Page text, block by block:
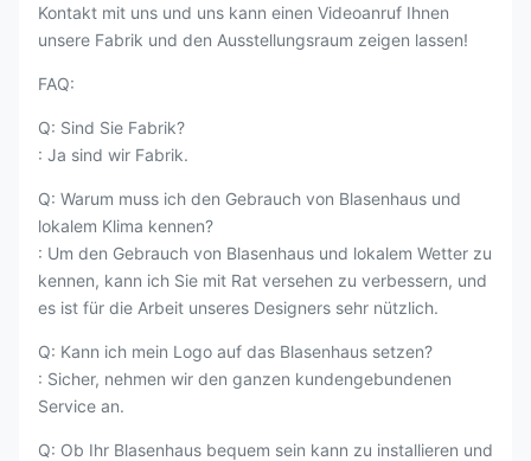
Kontakt mit uns und uns kann einen Videoanruf Ihnen
unsere Fabrik und den Ausstellungsraum zeigen lassen!
FAQ:
Q: Sind Sie Fabrik?
: Ja sind wir Fabrik.
Q: Warum muss ich den Gebrauch von Blasenhaus und
lokalem Klima kennen?
: Um den Gebrauch von Blasenhaus und lokalem Wetter zu
kennen, kann ich Sie mit Rat versehen zu verbessern, und
es ist für die Arbeit unseres Designers sehr nützlich.
Q: Kann ich mein Logo auf das Blasenhaus setzen?
: Sicher, nehmen wir den ganzen kundengebundenen
Service an.
Q: Ob Ihr Blasenhaus bequem sein kann zu installieren und